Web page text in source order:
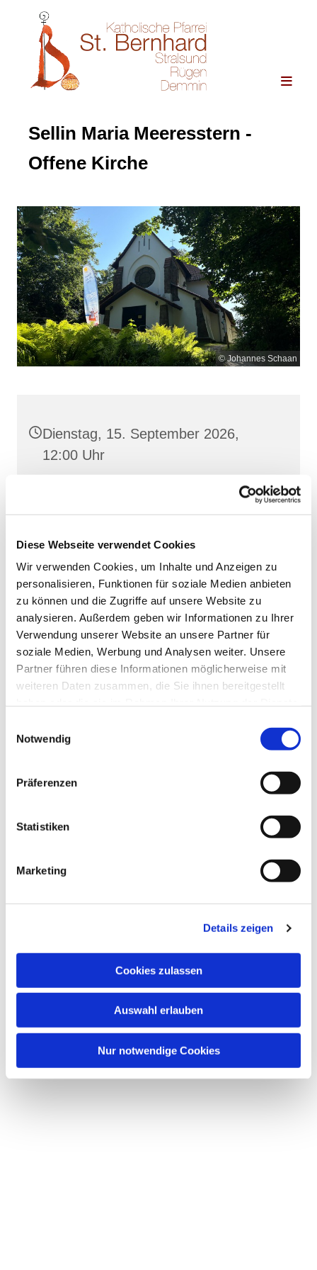
Diese Webseite verwendet Cookies
Wir verwenden Cookies, um Inhalte und Anzeigen zu
personalisieren, Funktionen für soziale Medien anbieten
zu können und die Zugriffe auf unsere Website zu
analysieren. Außerdem geben wir Informationen zu Ihrer
Verwendung unserer Website an unsere Partner für
soziale Medien, Werbung und Analysen weiter. Unsere
Partner führen diese Informationen möglicherweise mit
weiteren Daten zusammen, die Sie ihnen bereitgestellt
Notwendig
Präferenzen
Statistiken
Marketing
Details zeigen
Cookies zulassen
Auswahl erlauben
Nur notwendige Cookies
Sellin Maria Meeresstern -
Offene Kirche
© Johannes Schaan
Dienstag, 15. September 2026,
12:00 Uhr
Maria Meeresstern, Sellin, Hochufer /
Waldweg, 18586 Sellin